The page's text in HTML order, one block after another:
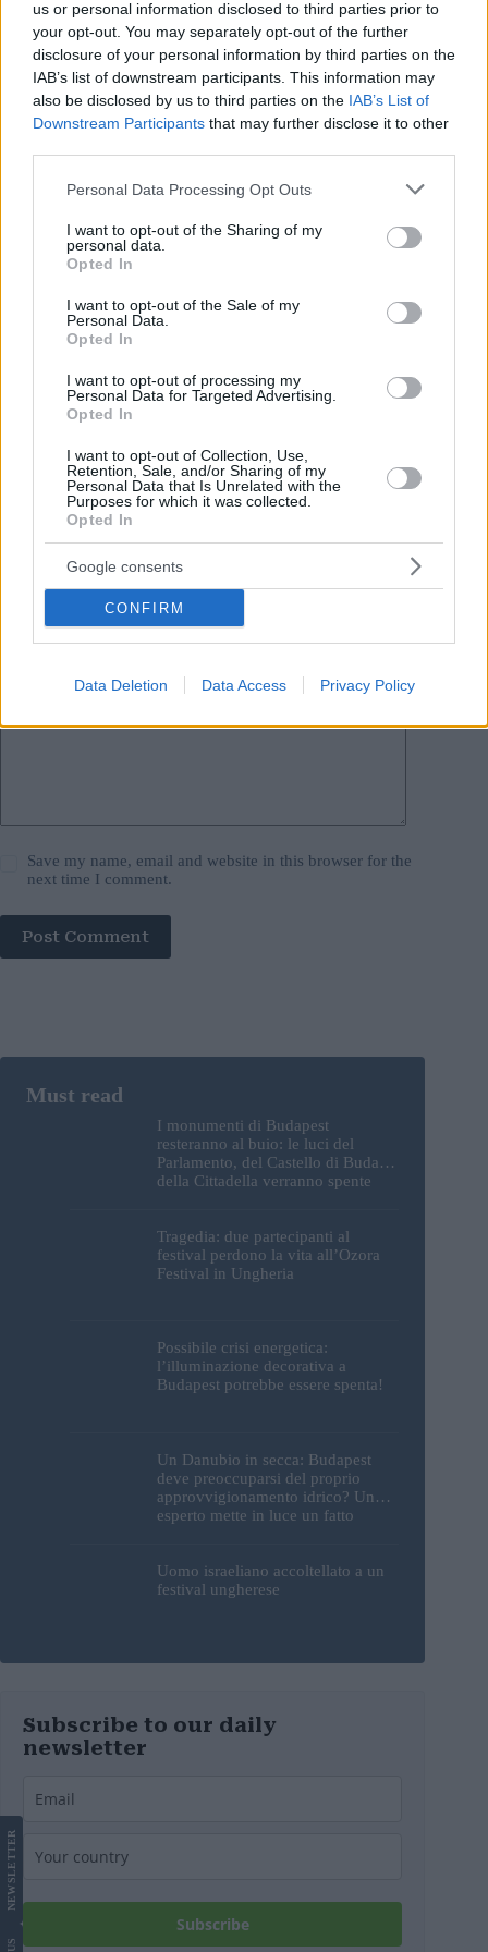
us or personal information disclosed to third parties prior to
your opt-out. You may separately opt-out of the further
disclosure of your personal information by third parties on the
IAB’s list of downstream participants. This information may
also be disclosed by us to third parties on the IAB’s List of
Downstream Participants that may further disclose it to other
Please note that this website/app uses one or more Google
not limited to your visit or usage behaviour. You may click to
grant or deny consent to Google and its third-party tags to
use your data for below specified purposes in below Google
consent section.
Personal Data Processing Opt Outs
I want to opt-out of the Sharing of my
personal data.
Opted In
I want to opt-out of the Sale of my
Personal Data.
Opted In
I want to opt-out of processing my
Personal Data for Targeted Advertising.
Opted In
I want to opt-out of Collection, Use,
Retention, Sale, and/or Sharing of my
Personal Data that Is Unrelated with the
Purposes for which it was collected.
Opted In
Google consents
CONFIRM
Data Deletion Data Access Privacy Policy
L’Ufficio per la Concorrenza dell’Ungheria (GVH) ha
accolto venerdì una delegazione della sua controparte della
provincia cinese di Henan, ha dichiarato GVH a MTI.
La consultazione professionale ha incluso argomenti quali le
opportunità offerte dall’ambiente commerciale e di
investimento e le questioni attuali della protezione dei
consumatori.
Rinascita virtuale: l’AI
ungheresi perduti
Ed è solo l’inizio
economia ungherese #intelligenza artificiale
ungheria
Your email address will not be published. Required fields are marked*
*
*
Website
Add Comment*
Save my name, email and website in this browser for the
next time I comment.
Post Comment
I monumenti di Budapest
resteranno al buio: le luci del
Parlamento, del Castello di Buda e
della Cittadella verranno spente
Tragedia: due partecipanti al
festival perdono la vita all’Ozora
Festival in Ungheria
Possibile crisi energetica:
l’illuminazione decorativa a
Budapest potrebbe essere spenta!
Un Danubio in secca: Budapest
deve preoccuparsi del proprio
approvvigionamento idrico? Un
esperto mette in luce un fatto
Uomo israeliano accoltellato a un
festival ungherese
Subscribe to our daily
newsletter
Subscribe
US
NEWS
LETTER